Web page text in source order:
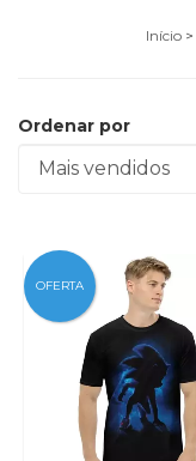
Início >
Ordenar por
OFERTA